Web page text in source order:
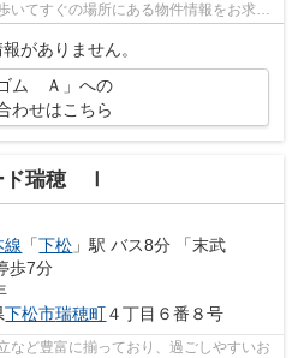
いてすぐの場所にある物件情報をお求め
がありません。
ゴム Ａ」への
わせはこちら
ド瑞穂 Ⅰ
線 「下松 」駅 バス8分 「末武
歩7分
下松市瑞穂町４丁目６番８号
など豊富に揃っており、過ごしやすいお